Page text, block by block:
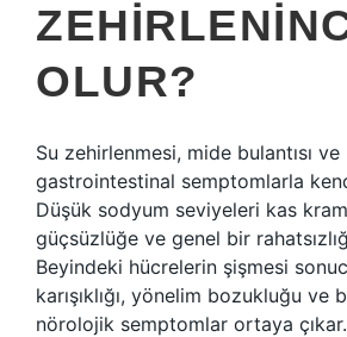
OLUR?
Su zehirlenmesi, mide bulantısı
gastrointestinal semptomlarla
Düşük sodyum seviyeleri kas
güçsüzlüğe ve genel bir
Beyindeki hücrelerin şişmesi
karışıklığı, yönelim bozukluğu ve
nörolojik semptomlar ortaya çıkar.